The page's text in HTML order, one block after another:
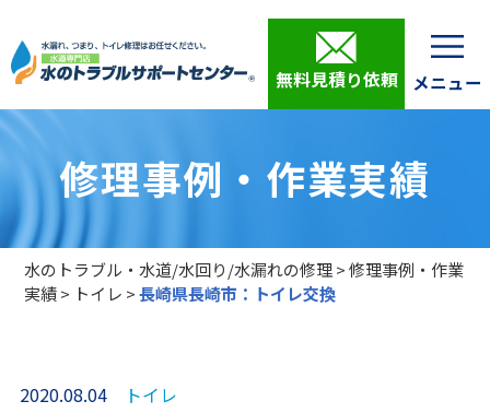
無料見積り依頼
修理事例・作業実績
水のトラブル・水道/水回り/水漏れの修理>修理事例・作業
実績> トイレ >長崎県長崎市：トイレ交換
2020.08.04 トイレ